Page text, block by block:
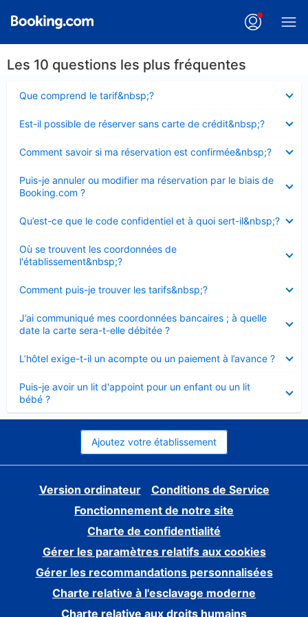
Les 10 questions les plus fréquentes
Que comprend le tarif&nbsp;?
fermé
Est-il possible de réserver sans carte de crédit&nbsp;?
fermé
Comment savoir si ma réservation est confirmée&nbsp;?
fermé
Puis-je annuler ou modifier ma réservation par le biais de
Booking.com ?
fermé
Qu’est-ce que le code confidentiel et à quoi sert-il&nbsp;?
fermé
Où se trouvent les coordonnées de
l'établissement&nbsp;?
fermé
Comment puis-je trouver les tarifs&nbsp;?
fermé
J’ai communiqué mes coordonnées bancaires ; à quelle
date la carte sera-t-elle débitée ?
fermé
L’hôtel exige-t-il un acompte ou un paiement à l’avance ?
fermé
Puis-je avoir un lit d'appoint pour un enfant ou un lit
bébé ?
fermé
Ajoutez votre établissement
Version ordinateur
Conditions de Service
Fonctionnement de notre site
Charte de confidentialité
Gérer les paramètres relatifs aux cookies
Gérer les recommandations personnalisées
Charte relative à l'esclavage moderne
Charte relative aux droits humains